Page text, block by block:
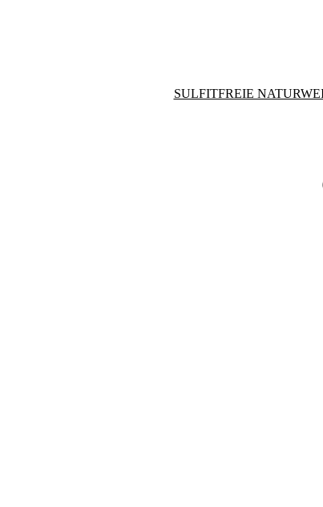
SULFITFREIE